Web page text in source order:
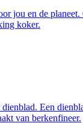
en de
koker.
Een
van berkenfineer.